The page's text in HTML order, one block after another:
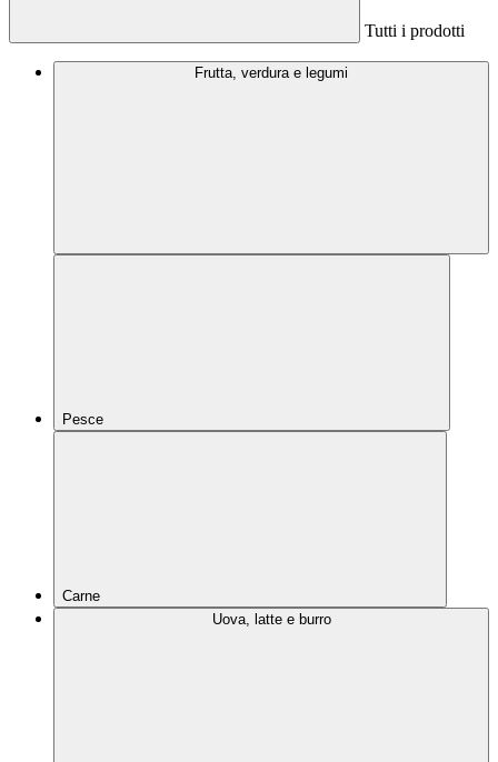
Tutti i prodotti
Frutta, verdura e legumi
Pesce
Carne
Uova, latte e burro